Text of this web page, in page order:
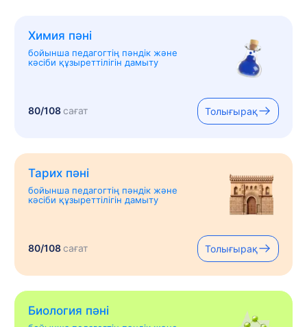
Химия пәні
бойынша педагогтің пәндік және
кәсіби құзыреттілігін дамыту
80/108сағат Толығырақ
Тарих пәні
бойынша педагогтің пәндік және
кәсіби құзыреттілігін дамыту
80/108сағат Толығырақ
Биология пәні